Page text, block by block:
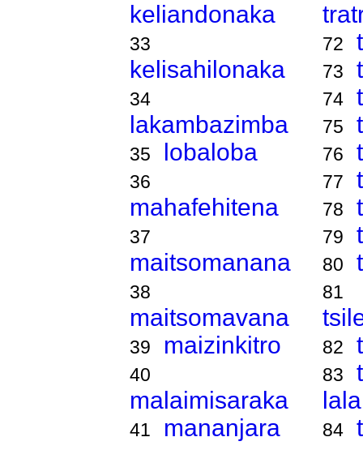
keliandonaka
33
kelisahilonaka
34
lakambazimba
35 lobaloba
36
mahafehitena
37
maitsomanana
38
maitsomavana
39 maizinkitro
40
malaimisaraka
41 mananjara
72
73
74
75
76
77
78
79
80
81
82
83
84